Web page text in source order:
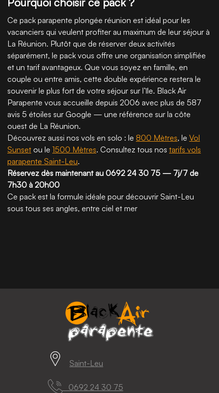
Ce pack parapente plongée réunion est idéal pour les
vacanciers qui veulent profiter au maximum de leur séjour à
La Réunion. Plutôt que de réserver deux activités
séparément, le pack vous offre une organisation simplifiée
et un tarif avantageux. Que vous soyez en famille, en
couple ou entre amis, cette double expérience restera le
souvenir le plus fort de votre séjour sur l’île. Black Air
Parapente vous accueille depuis 2006 avec plus de 587
avis 5 étoiles sur Google — une référence sur la côte
ouest de La Réunion.
Découvrez aussi nos vols en solo : le 800 Mètres, le Vol
Sunset ou le 1500 Mètres. Consultez tous nos tarifs vols
parapente Saint-Leu.
Réservez dès maintenant au 0692 24 30 75 — 7j/7 de
7h30 à 20h00
Ce pack est la formule idéale pour découvrir Saint-Leu
sous tous ses angles, entre ciel et mer
Saint-Leu
0692 24 30 75